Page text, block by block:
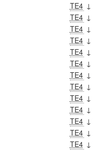
TE4 ↓
TE4 ↓
TE4 ↓
TE4 ↓
TE4 ↓
TE4 ↓
TE4 ↓
TE4 ↓
TE4 ↓
TE4 ↓
TE4 ↓
TE4 ↓
TE4 ↓